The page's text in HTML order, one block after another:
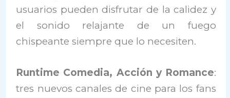
usuarios pueden disfrutar de la calidez y
el sonido relajante de un fuego
chispeante siempre que lo necesiten.
Runtime Comedia, Acción y Romance:
tres nuevos canales de cine para los fans